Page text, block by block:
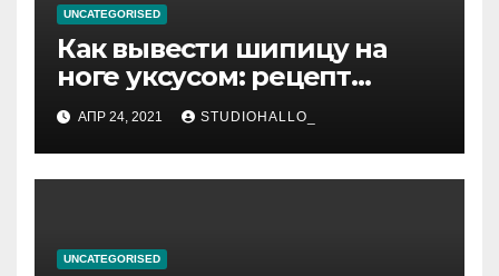
UNCATEGORISED
Как вывести шипицу на
ноге уксусом: рецепт
приготовления
компрессов и теста
АПР 24, 2021 STUDIOHALLO_
UNCATEGORISED